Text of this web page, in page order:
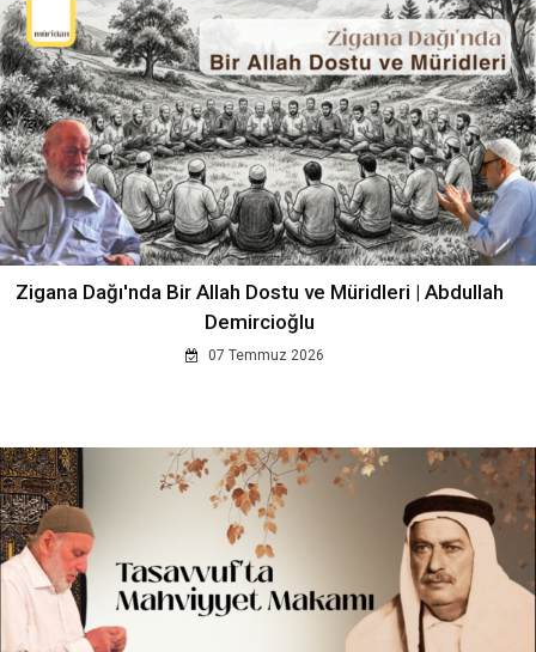
Zigana Dağı'nda Bir Allah Dostu ve Müridleri | Abdullah
Demircioğlu
07 Temmuz 2026